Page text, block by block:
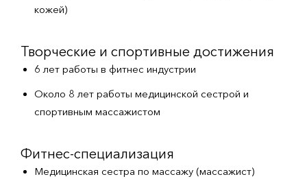
кожей)
Творческие и спортивные достижения
6 лет работы в фитнес индустрии
Около 8 лет работы медицинской сестрой и
спортивным массажистом
Фитнес-специализация
Медицинская сестра по массажу (массажист)